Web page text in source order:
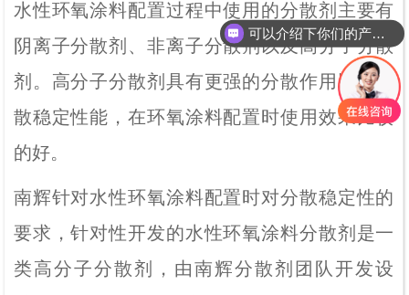
水性环氧涂料配置过程中使用的分散剂主要有
阴离子分散剂、非离子分散剂以及高分子分散
剂。高分子分散剂具有更强的分散作用以及分
散稳定性能，在环氧涂料配置时使用效果比较
的好。
南辉针对水性环氧涂料配置时对分散稳定性的
要求，针对性开发的水性环氧涂料分散剂是一
类高分子分散剂，由南辉分散剂团队开发设
可以介绍下你们的产品么？
你们是怎么收费的呢？